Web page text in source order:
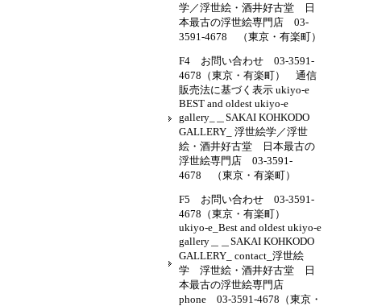
学／浮世絵・酒井好古堂 日
本最古の浮世絵専門店 03-
3591-4678 （東京・有楽町）
F4 お問い合わせ 03-3591-
4678（東京・有楽町） 通信
販売法に基づく表示 ukiyo-e
BEST and oldest ukiyo-e
gallery_＿SAKAI KOHKODO
GALLERY_ 浮世絵学／浮世
絵・酒井好古堂 日本最古の
浮世絵専門店 03-3591-
4678 （東京・有楽町）
F5 お問い合わせ 03-3591-
4678（東京・有楽町）
ukiyo-e_Best and oldest ukiyo-e
gallery＿＿SAKAI KOHKODO
GALLERY_ contact_浮世絵
学 浮世絵・酒井好古堂 日
本最古の浮世絵専門店
phone 03-3591-4678（東京・